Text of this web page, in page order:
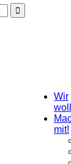
Wir
mit!